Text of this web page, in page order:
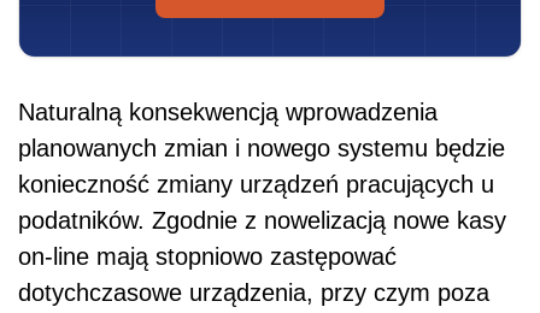
Naturalną konsekwencją wprowadzenia
planowanych zmian i nowego systemu będzie
konieczność zmiany urządzeń pracujących u
podatników. Zgodnie z nowelizacją nowe kasy
on-line mają stopniowo zastępować
dotychczasowe urządzenia, przy czym poza